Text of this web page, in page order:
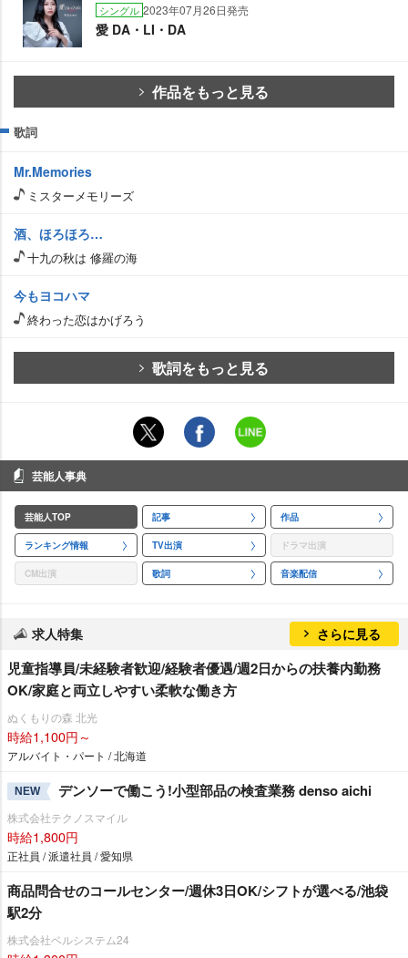
シングル 2023年07月26日発売
愛 DA・LI・DA
作品をもっと見る
歌詞
Mr.Memories
ミスターメモリーズ
酒、ほろほろ…
十九の秋は 修羅の海
今もヨコハマ
終わった恋はかげろう
歌詞をもっと見る
芸能人事典
芸能人TOP 記事 作品
ランキング情報 TV出演 ドラマ出演
CM出演 歌詞 音楽配信
求人特集 さらに見る
児童指導員/未経験者歓迎/経験者優遇/週2日からの扶養内勤務
OK/家庭と両立しやすい柔軟な働き方
ぬくもりの森 北光
時給1,100円～
アルバイト・パート / 北海道
NEW デンソーで働こう!小型部品の検査業務 denso aichi
株式会社テクノスマイル
時給1,800円
正社員 / 派遣社員 / 愛知県
商品問合せのコールセンター/週休3日OK/シフトが選べる/池袋
駅2分
株式会社ベルシステム24